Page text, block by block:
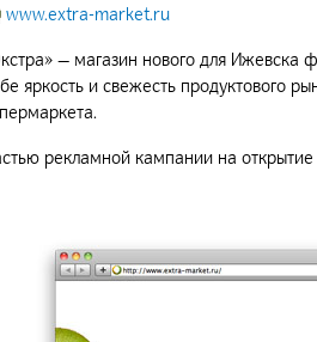
www.extra-market.ru
— магазин нового для
яркость и свежесть продуктового
рекламной кампании на